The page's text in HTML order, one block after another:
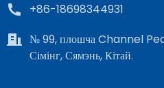
+86-18698344931
№ 99, плошча Channel
Сімінг, Сямэнь, Кітай.